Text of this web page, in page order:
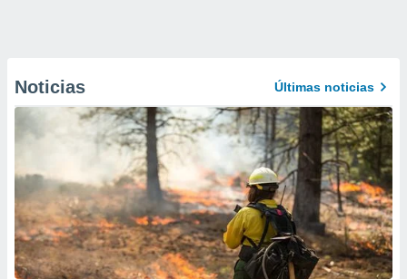
Noticias Últimas noticias